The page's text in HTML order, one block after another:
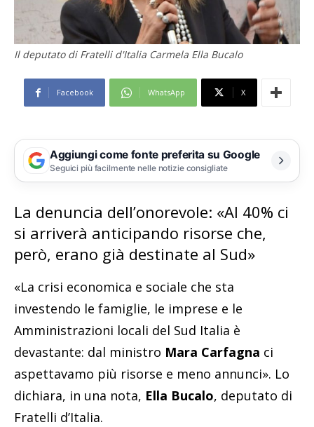
Il deputato di Fratelli d'Italia Carmela Ella Bucalo
Facebook WhatsApp X
Aggiungi come fonte preferita su Google
Seguici più facilmente nelle notizie consigliate
La denuncia dell’onorevole: «Al 40% ci
si arriverà anticipando risorse che,
però, erano già destinate al Sud»
«La crisi economica e sociale che sta
investendo le famiglie, le imprese e le
Amministrazioni locali del Sud Italia è
devastante: dal ministro Mara Carfagna ci
aspettavamo più risorse e meno annunci». Lo
dichiara, in una nota, Ella Bucalo, deputato di
Fratelli d’Italia.